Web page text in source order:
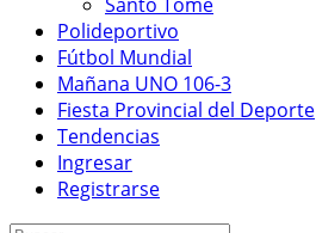
Polideportivo
Fútbol Mundial
Mañana UNO 106-3
Fiesta Provincial del Deporte
Tendencias
Ingresar
Registrarse